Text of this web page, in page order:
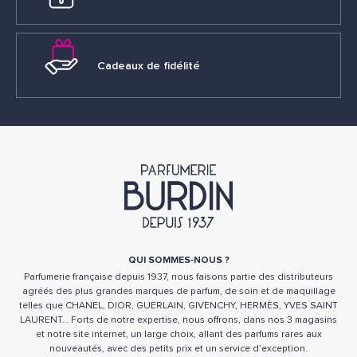
nouveautés parfum permettent d’explorer de nouveaux horizons
sensoriels, adaptés aux envies et aux tendances actuelles. Pour
celles et ceux qui aiment les senteurs aériennes et éclatantes,
une nouvelle eau de toilette fraîche sera idéale. Avec des notes
de citron, de bergamote ou encore de fleur d’oranger, ces
fragrances sont parfaites pour un usage quotidien. Les amateurs
parfum aux accords plus profonds et sophistiqués. Des notes
pour offrir un sillage puissant et élégant. Vous aimez les
surprises ? Les parfums de niche offrent des combinaisons
olfactives audacieuses et inattendues, parfaites pour celles et
ceux qui veulent une fragrance originale et unique.
proposer les nouveautés parfum pas chères, pour que vous
puissiez être parmi les premiers à adopter une fragrance
tendance, sans dépasser votre budget.
Nouveauté parfum pour femme,
Cadeaux de fidélité
QUI SOMMES-NOUS ?
Parfumerie française depuis 1937, nous faisons partie des distributeurs
agréés des plus grandes marques de parfum, de soin et de maquillage
telles que CHANEL, DIOR, GUERLAIN, GIVENCHY, HERMÈS, YVES SAINT
LAURENT… Forts de notre expertise, nous offrons, dans nos 3 magasins
et notre site internet, un large choix, allant des parfums rares aux
nouveautés, avec des petits prix et un service d’exception.